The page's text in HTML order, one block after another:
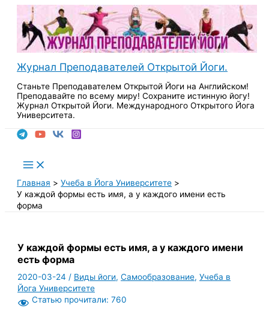
Перейти
содержимому
Журнал Преподавателей Открытой Йоги.
Станьте Преподавателем Открытой Йоги на Английском!
Преподавайте по всему миру! Сохраните истинную йогу!
Журнал Открытой Йоги. Международного Открытого Йога
Университета.
Main
Menu
Главная
Учеба в Йога Университете
У каждой формы есть имя, а у каждого имени есть
форма
У каждой формы есть имя, а у каждого имени
есть форма
2020-03-24/ Виды йоги,Самообразование,Учеба в
Йога Университете
Статью прочитали: 760